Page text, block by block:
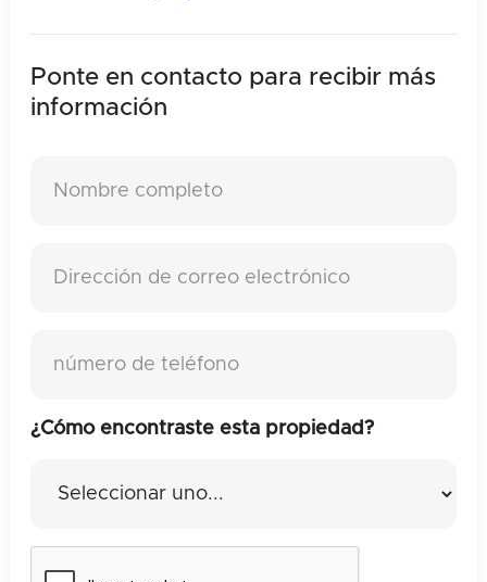
Ponte en contacto para recibir más
información
¿Cómo encontraste esta propiedad?